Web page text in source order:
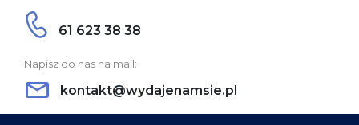
61 623 38 38
Napisz do nas na mail:
kontakt@wydajenamsie.pl